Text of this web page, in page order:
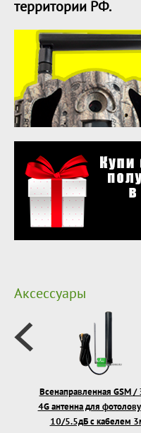
территории РФ.
Аксессуары
Всенаправленная GSM /
4G антенна для
10/5.5дБ с кабелем